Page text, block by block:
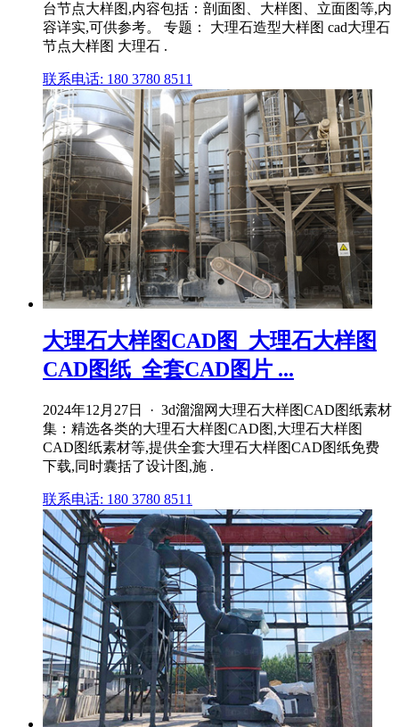
台节点大样图,内容包括：剖面图、大样图、立面图等,内
容详实,可供参考。 专题： 大理石造型大样图 cad大理石
节点大样图 大理石 .
联系电话: 180 3780 8511
大理石大样图CAD图_大理石大样图
CAD图纸_全套CAD图片 ...
2024年12月27日 · 3d溜溜网大理石大样图CAD图纸素材
集：精选各类的大理石大样图CAD图,大理石大样图
CAD图纸素材等,提供全套大理石大样图CAD图纸免费
下载,同时囊括了设计图,施 .
联系电话: 180 3780 8511